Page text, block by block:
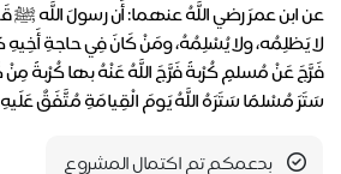
ابن عمرَ رضي اللَّهُ عنهما: أَن رسولَ اللَّه ﷺ قَالَ:
يَظلِمُه، ولا يُسْلِمُهُ، ومَنْ كَانَ فِي حاجةِ أَخِيهِ كانَ
عَنْ مُسلمٍ كُرْبةً فَرَّجَ اللَّهُ عَنْهُ بها كُرْبةً مِنْ
مُسْلمًا سَتَرَهُ اللَّهُ يَومَ الْقِيامَةِ مُتَّفَقٌ عَلَيهِ.
بدعمكم تم اكتمال المشروع